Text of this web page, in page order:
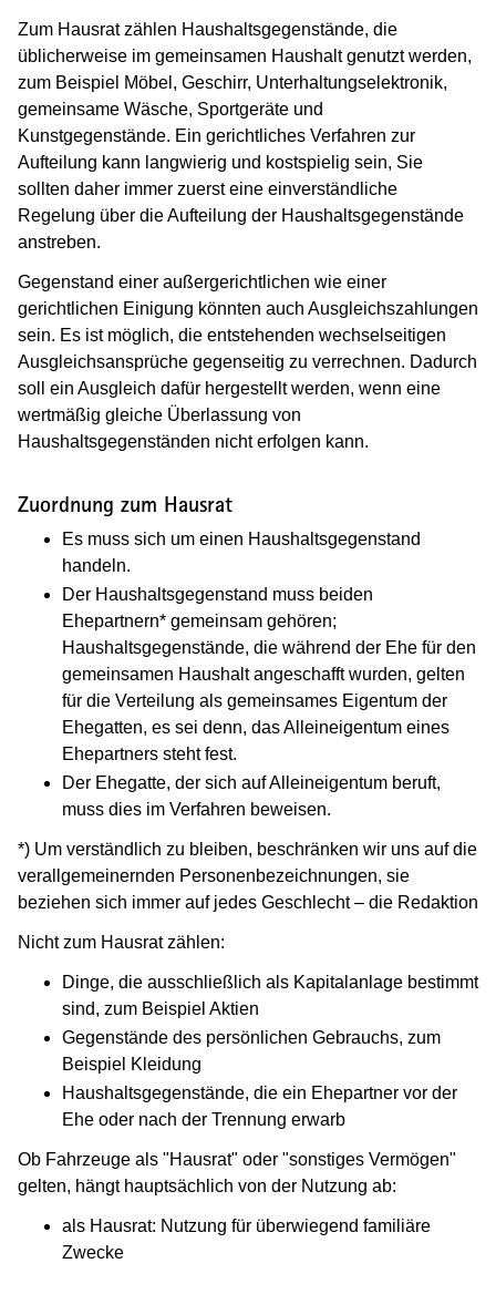
Zum Hausrat zählen Haushaltsgegenstände, die
üblicherweise im gemeinsamen Haushalt genutzt werden,
zum Beispiel Möbel, Geschirr, Unterhaltungselektronik,
gemeinsame Wäsche, Sportgeräte und
Kunstgegenstände. Ein gerichtliches Verfahren zur
Aufteilung kann langwierig und kostspielig sein, Sie
sollten daher immer zuerst eine einverständliche
Regelung über die Aufteilung der Haushaltsgegenstände
anstreben.
Gegenstand einer außergerichtlichen wie einer
gerichtlichen Einigung könnten auch Ausgleichszahlungen
sein. Es ist möglich, die entstehenden wechselseitigen
Ausgleichsansprüche gegenseitig zu verrechnen. Dadurch
soll ein Ausgleich dafür hergestellt werden, wenn eine
wertmäßig gleiche Überlassung von
Haushaltsgegenständen nicht erfolgen kann.
Zuordnung zum Hausrat
Es muss sich um einen Haushaltsgegenstand
handeln.
Der Haushaltsgegenstand muss beiden
Ehepartnern* gemeinsam gehören;
Haushaltsgegenstände, die während der Ehe für den
gemeinsamen Haushalt angeschafft wurden, gelten
für die Verteilung als gemeinsames Eigentum der
Ehegatten, es sei denn, das Alleineigentum eines
Ehepartners steht fest.
Der Ehegatte, der sich auf Alleineigentum beruft,
muss dies im Verfahren beweisen.
*) Um verständlich zu bleiben, beschränken wir uns auf die
verallgemeinernden Personenbezeichnungen, sie
beziehen sich immer auf jedes Geschlecht – die Redaktion
Nicht zum Hausrat zählen:
Dinge, die ausschließlich als Kapitalanlage bestimmt
sind, zum Beispiel Aktien
Gegenstände des persönlichen Gebrauchs, zum
Beispiel Kleidung
Haushaltsgegenstände, die ein Ehepartner vor der
Ehe oder nach der Trennung erwarb
Ob Fahrzeuge als "Hausrat" oder "sonstiges Vermögen"
gelten, hängt hauptsächlich von der Nutzung ab:
als Hausrat: Nutzung für überwiegend familiäre
Zwecke